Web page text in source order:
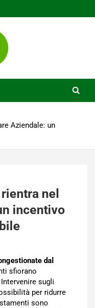
Aziendale: un
nel
incentivo
dal
sfiorano
sugli
per ridurre
sono